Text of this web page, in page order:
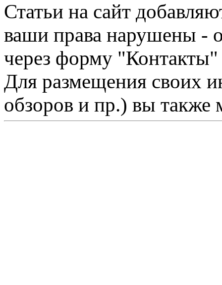
Статьи на сайт
ваши права нарушены -
через форму "Контакты"
Для размещения своих
обзоров и пр.) вы также